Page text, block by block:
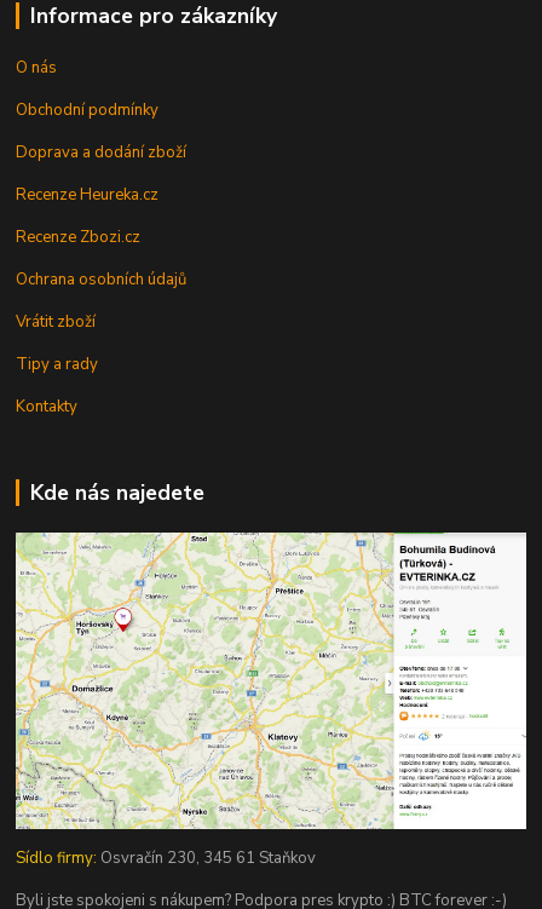
Informace pro zákazníky
O nás
Obchodní podmínky
Doprava a dodání zboží
Recenze Heureka.cz
Recenze Zbozi.cz
Ochrana osobních údajů
Vrátit zboží
Tipy a rady
Kontakty
Kde nás najedete
Sídlo firmy: Osvračín 230, 345 61 Staňkov
Byli jste spokojeni s nákupem? Podpora pres krypto :) BTC forever :-)